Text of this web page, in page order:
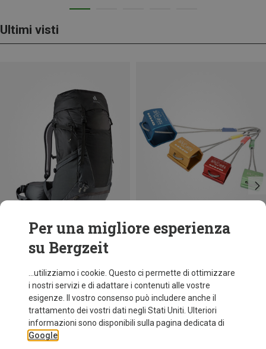
Ultimi visti
Taglie
Zaino Futura Pro 34 SL donna
209,95 €
DMM
Torque Nuts Set Wire
90,60 €
Per una migliore esperienza
su Bergzeit
...utilizziamo i cookie. Questo ci permette di ottimizzare
i nostri servizi e di adattare i contenuti alle vostre
esigenze. Il vostro consenso può includere anche il
trattamento dei vostri dati negli Stati Uniti. Ulteriori
informazioni sono disponibili sulla pagina dedicata di
Google